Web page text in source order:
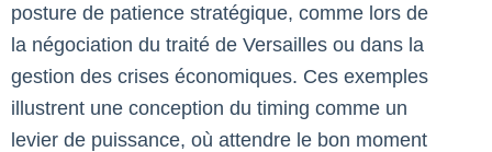
posture de patience stratégique, comme lors de
la négociation du traité de Versailles ou dans la
gestion des crises économiques. Ces exemples
illustrent une conception du timing comme un
levier de puissance, où attendre le bon moment